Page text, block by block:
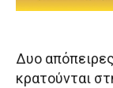
Δυο
κρατούνται